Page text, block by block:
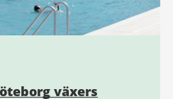
växers